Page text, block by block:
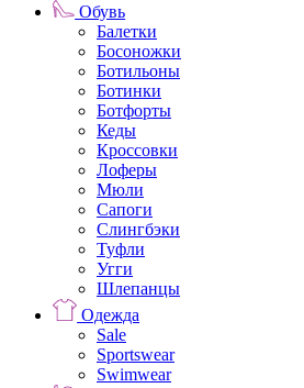
Обувь
Балетки
Босоножки
Ботильоны
Ботинки
Ботфорты
Кеды
Кроссовки
Лоферы
Мюли
Сапоги
Слингбэки
Туфли
Угги
Шлепанцы
Одежда
Sale
Sportswear
Swimwear